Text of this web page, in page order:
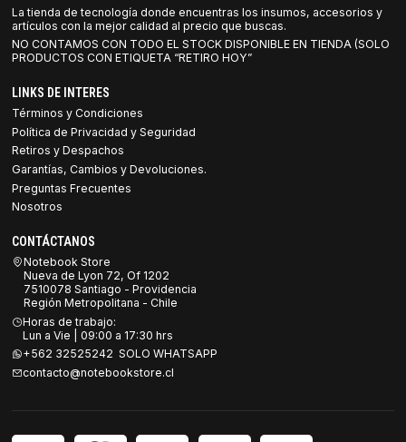
La tienda de tecnología donde encuentras los insumos, accesorios y
artículos con la mejor calidad al precio que buscas.
NO CONTAMOS CON TODO EL STOCK DISPONIBLE EN TIENDA (SOLO
PRODUCTOS CON ETIQUETA “RETIRO HOY”
LINKS DE INTERES
Términos y Condiciones
Política de Privacidad y Seguridad
Retiros y Despachos
Garantías, Cambios y Devoluciones.
Preguntas Frecuentes
Nosotros
CONTÁCTANOS
Notebook Store
Nueva de Lyon 72, Of 1202
7510078 Santiago - Providencia
Región Metropolitana - Chile
Horas de trabajo:
Lun a Vie | 09:00 a 17:30 hrs
+562 32525242 SOLO WHATSAPP
contacto@notebookstore.cl